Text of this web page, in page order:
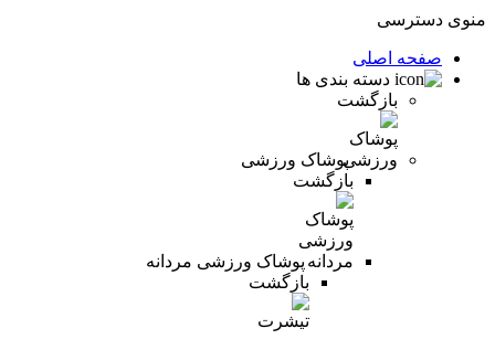
منوی دسترسی
صفحه اصلی
دسته بندی ها
بازگشت
پوشاک ورزشی
بازگشت
پوشاک ورزشی مردانه
بازگشت